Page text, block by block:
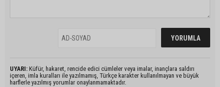
UYARI: Küfür, hakaret, rencide edici cümleler veya imalar, inançlara saldırı
içeren, imla kuralları ile yazılmamış, Türkçe karakter kullanılmayan ve büyük
harflerle yazılmış yorumlar onaylanmamaktadır.